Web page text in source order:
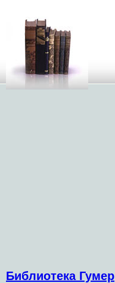
Библиотека Гумер